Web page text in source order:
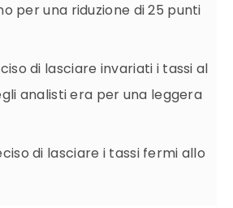
per una riduzione di 25 punti
di lasciare invariati i tassi al
analisti era per una leggera
di lasciare i tassi fermi allo